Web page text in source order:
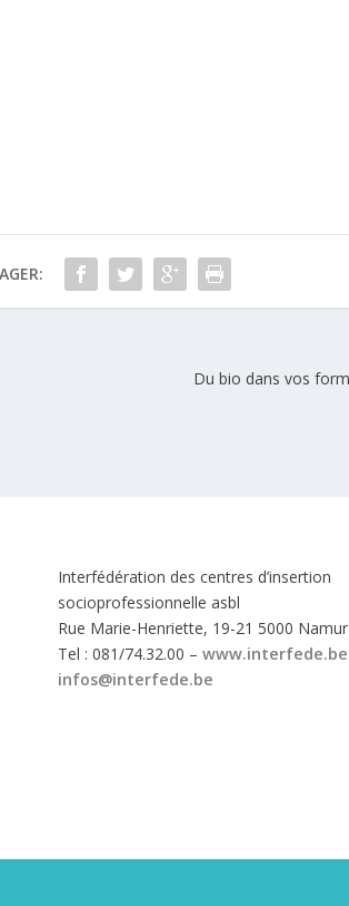
Du bio dans vos
Interfédération des centres d’insertion
socioprofessionnelle asbl
Rue Marie-Henriette, 19-21 5000 Namur
Tel : 081/74.32.00 –www.interfede.be
infos@interfede.be